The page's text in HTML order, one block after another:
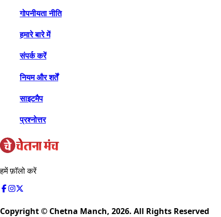
गोपनीयता नीति
हमारे बारे में
संपर्क करें
नियम और शर्तें
साइटमैप
प्रश्नोत्तर
हमें फ़ॉलो करें
Copyright © Chetna Manch, 2026. All Rights Reserved